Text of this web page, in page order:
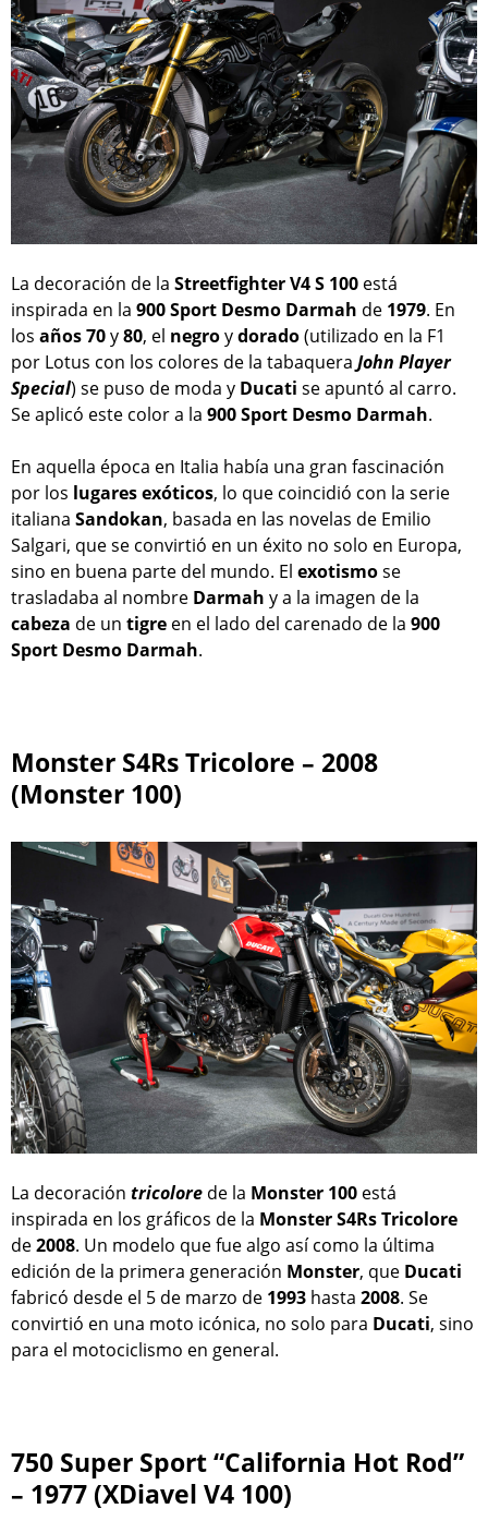
La decoración de la Streetfighter V4 S 100 está
inspirada en la 900 Sport Desmo Darmah de 1979. En
los años70y80, el negroydorado(utilizado en la F1
por Lotus con los colores de la tabaquera John Player
Special) se puso de moda y Ducati se apuntó al carro.
Se aplicó este color a la 900 Sport Desmo Darmah.
En aquella época en Italia había una gran fascinación
por los lugaresexóticos, lo que coincidió con la serie
italiana Sandokan, basada en las novelas de Emilio
Salgari, que se convirtió en un éxito no solo en Europa,
sino en buena parte del mundo. El exotismose
trasladaba al nombre Darmah y a la imagen de la
cabeza de un tigre en el lado del carenado de la 900
Sport Desmo Darmah.
Monster S4Rs Tricolore – 2008
(Monster 100)
La decoración tricolore de la Monster 100 está
inspirada en los gráficos de la Monster S4RsTricolore
de2008. Un modelo que fue algo así como la última
edición de la primera generación Monster, que Ducati
fabricó desde el 5 de marzo de 1993 hasta 2008. Se
convirtió en una moto icónica, no solo para Ducati, sino
para el motociclismo en general.
750 Super Sport “California Hot Rod”
– 1977 (XDiavel V4 100)